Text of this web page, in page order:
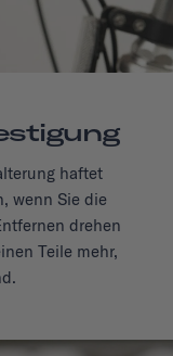
haftet
wenn Sie die
drehen
Teile mehr,